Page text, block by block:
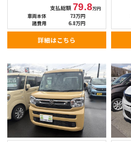
支払総額 79.8万円
車両本体
73万円
諸費用
6.8万円
詳細はこちら